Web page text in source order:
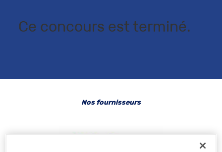
Ce concours est terminé.
Nos fournisseurs